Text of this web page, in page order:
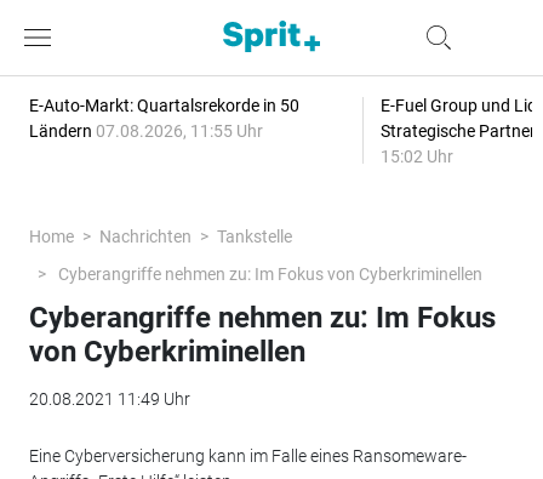
E-Auto-Markt: Quartalsrekorde in 50
Ländern 07.08.2026, 11:55 Uhr
E-Fuel Group und
Strategische
15:02 Uhr
Home Nachrichten
Tankstelle
Cyberangriffe nehmen zu: Im Fokus von Cyberkriminellen
Cyberangriffe nehmen zu: Im Fokus
von Cyberkriminellen
20.08.2021 11:49 Uhr
Eine Cyberversicherung kann im Falle eines Ransomeware-